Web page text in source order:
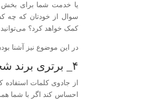
یا خدمت شما برای بخش
سوال از خودتان که چه
کمک خواهد کرد؟
در این موضوع نیز آشنا
۴_ برتری برند شخصی خود را از دیگر رقبا ثابت کنید
از جادوی کلمات استفاده
احساس کند اگر با شما